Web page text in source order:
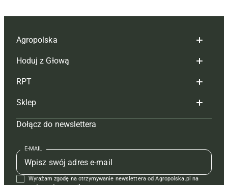
Agropolska
Redakcja
Reklama
Tagi
Mapa serwisu
Kontakt
Regulamin
Hoduj z Głową
Hoduj z głową bydło
Hoduj z głową świnie
Prenumerata
Redakcja
Kontakt
RPT
Redakcja
Prenumerata
Reklama
Kontakt
Sklep
Czasopisma i prenumerata
Książki
Regulamin
Dołącz do newslettera
E-MAIL
Wyrażam zgodę na otrzymywanie newslettera od Agropolska.pl na